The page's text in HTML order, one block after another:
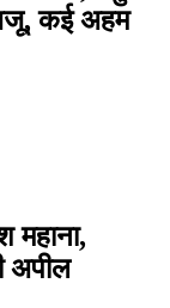
कई अहम
महाना,
अपील